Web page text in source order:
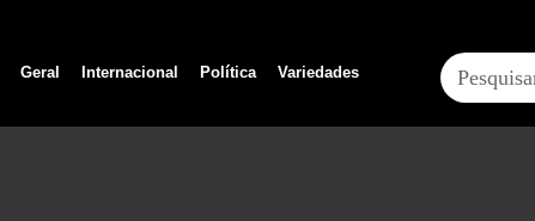
Geral Internacional Política Variedades